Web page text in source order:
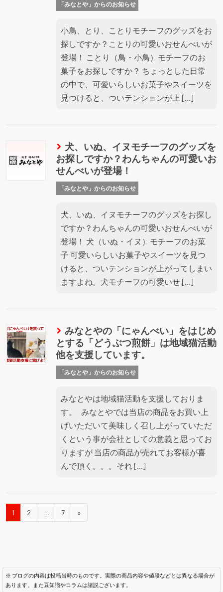
「みなとや」からのお知らせ
小鳥、とり、ことりモチーフのグッズをお
探しですか？ことりの可愛いおせんべいが
登場！ ことり（鳥・小鳥）モチーフのお
菓子をお探しですか？ ちょっとした日常
の中で、可愛いらしいお菓子やスイーツを
見つけると、ついテンションが上 […]
犬、いぬ、イヌモチーフのグッズを
お探しですか？わんちゃんの可愛いお
せんべいが登場！
「みなとや」からのお知らせ
犬、いぬ、イヌモチーフのグッズをお探し
ですか？わんちゃんの可愛いおせんべいが
登場！ 犬（いぬ・イヌ）モチーフのお菓
子 可愛いらしいお菓子やスイーツを見つ
けると、ついテンションが上がってしまい
ますよね。犬モチーフの可愛いせ […]
みなとやの「にゃんべい」をはじめ
とする「どうぶつ煎餅」は地域猫活動
他を支援しています。
「みなとや」からのお知らせ
みなとやは地域猫活動を支援しておりま
す。 みなとやでは当店の商品をお買い上
げいただいて美味しく召し上がっていただ
くという事が会社としての意義と思ってお
りますが 当店の商品が売れてお客様が喜
んで頂く。。。それ […]
1 2 … 7 »
※ ブログの内容は投稿当時のものです。実際の商品内容や値段などとは異なる場合が
あります。また豆知識やコラムは諸説ございます。